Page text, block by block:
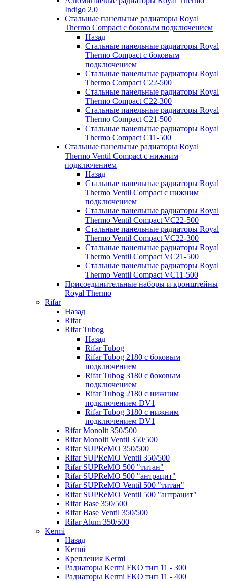
Indigo 2.0
Стальные панельные радиаторы Royal
Thermo Compact с боковым подключением
Назад
Стальные панельные радиаторы Royal
Thermo Compact с боковым
подключением
Стальные панельные радиаторы Royal
Thermo Compact C22-500
Стальные панельные радиаторы Royal
Thermo Compact C22-300
Стальные панельные радиаторы Royal
Thermo Compact C21-500
Стальные панельные радиаторы Royal
Thermo Compact C11-500
Стальные панельные радиаторы Royal
Thermo Ventil Compact с нижним
подключением
Назад
Стальные панельные радиаторы Royal
Thermo Ventil Compact с нижним
подключением
Стальные панельные радиаторы Royal
Thermo Ventil Compact VC22-500
Стальные панельные радиаторы Royal
Thermo Ventil Compact VC22-300
Стальные панельные радиаторы Royal
Thermo Ventil Compact VC21-500
Стальные панельные радиаторы Royal
Thermo Ventil Compact VC11-500
Присоединительные наборы и кронштейны
Royal Thermo
Rifar
Назад
Rifar
Rifar Tubog
Назад
Rifar Tubog
Rifar Tubog 2180 с боковым
подключением
Rifar Tubog 3180 с боковым
подключением
Rifar Tubog 2180 с нижним
подключением DV1
Rifar Tubog 3180 с нижним
подключением DV1
Rifar Monolit 350/500
Rifar Monolit Ventil 350/500
Rifar SUPReMO 350/500
Rifar SUPReMO Ventil 350/500
Rifar SUPReMO 500 "титан"
Rifar SUPReMO 500 "антрацит"
Rifar SUPReMO Ventil 500 "титан"
Rifar SUPReMO Ventil 500 "антрацит"
Rifar Base 350/500
Rifar Base Ventil 350/500
Rifar Alum 350/500
Kermi
Назад
Kermi
Крепления Kermi
Радиаторы Kermi FKO тип 11 - 300
Радиаторы Kermi FKO тип 11 - 400